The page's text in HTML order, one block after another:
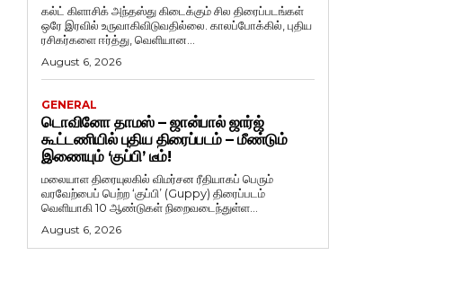
கல்ட் கிளாசிக் அந்தஸ்து கிடைக்கும் சில திரைப்படங்கள்
ஒரே இரவில் உருவாகிவிடுவதில்லை. காலப்போக்கில், புதிய
ரசிகர்களை ஈர்த்து, வெளியான...
August 6, 2026
GENERAL
டொவினோ தாமஸ் – ஜான்பால் ஜார்ஜ்
கூட்டணியில் புதிய திரைப்படம் – மீண்டும்
இணையும் ‘குப்பி’ டீம்!
மலையாள திரையுலகில் விமர்சன ரீதியாகப் பெரும்
வரவேற்பைப் பெற்ற ‘குப்பி’ (Guppy) திரைப்படம்
வெளியாகி 10 ஆண்டுகள் நிறைவடைந்துள்ள...
August 6, 2026